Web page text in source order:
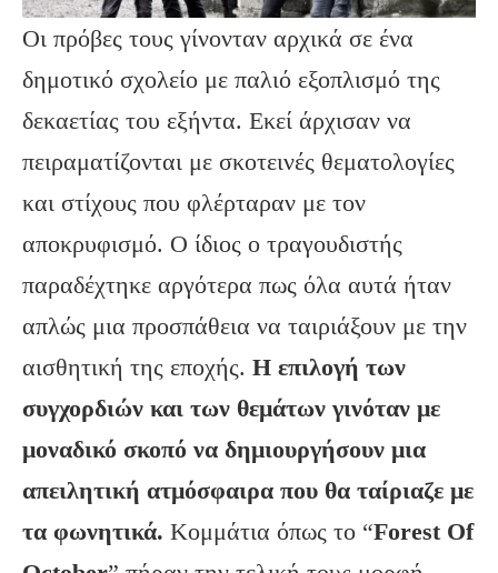
Οι πρόβες τους γίνονταν αρχικά σε ένα
δημοτικό σχολείο με παλιό εξοπλισμό της
δεκαετίας του εξήντα. Εκεί άρχισαν να
πειραματίζονται με σκοτεινές θεματολογίες
και στίχους που φλέρταραν με τον
αποκρυφισμό. Ο ίδιος ο τραγουδιστής
παραδέχτηκε αργότερα πως όλα αυτά ήταν
απλώς μια προσπάθεια να ταιριάξουν με την
αισθητική της εποχής. Η επιλογή των
συγχορδιών και των θεμάτων γινόταν με
μοναδικό σκοπό να δημιουργήσουν μια
απειλητική ατμόσφαιρα που θα ταίριαζε με
τα φωνητικά. Κομμάτια όπως το “Forest Of